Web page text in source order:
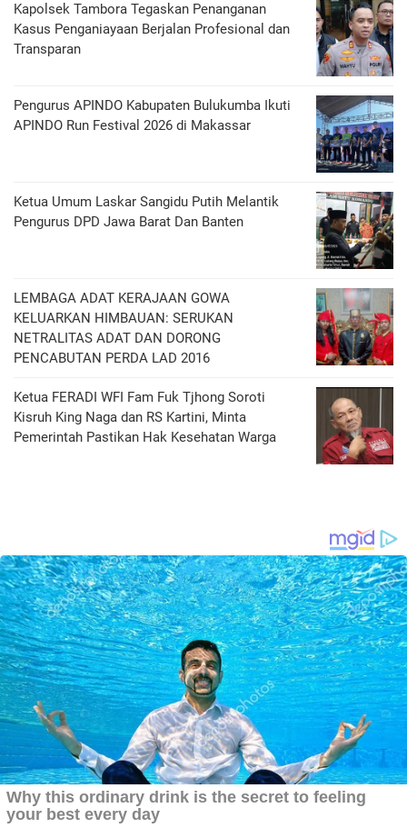
Kapolsek Tambora Tegaskan Penanganan
Kasus Penganiayaan Berjalan Profesional dan
Transparan
Pengurus APINDO Kabupaten Bulukumba Ikuti
APINDO Run Festival 2026 di Makassar
Ketua Umum Laskar Sangidu Putih Melantik
Pengurus DPD Jawa Barat Dan Banten
LEMBAGA ADAT KERAJAAN GOWA
KELUARKAN HIMBAUAN: SERUKAN
NETRALITAS ADAT DAN DORONG
PENCABUTAN PERDA LAD 2016
Ketua FERADI WFI Fam Fuk Tjhong Soroti
Kisruh King Naga dan RS Kartini, Minta
Pemerintah Pastikan Hak Kesehatan Warga